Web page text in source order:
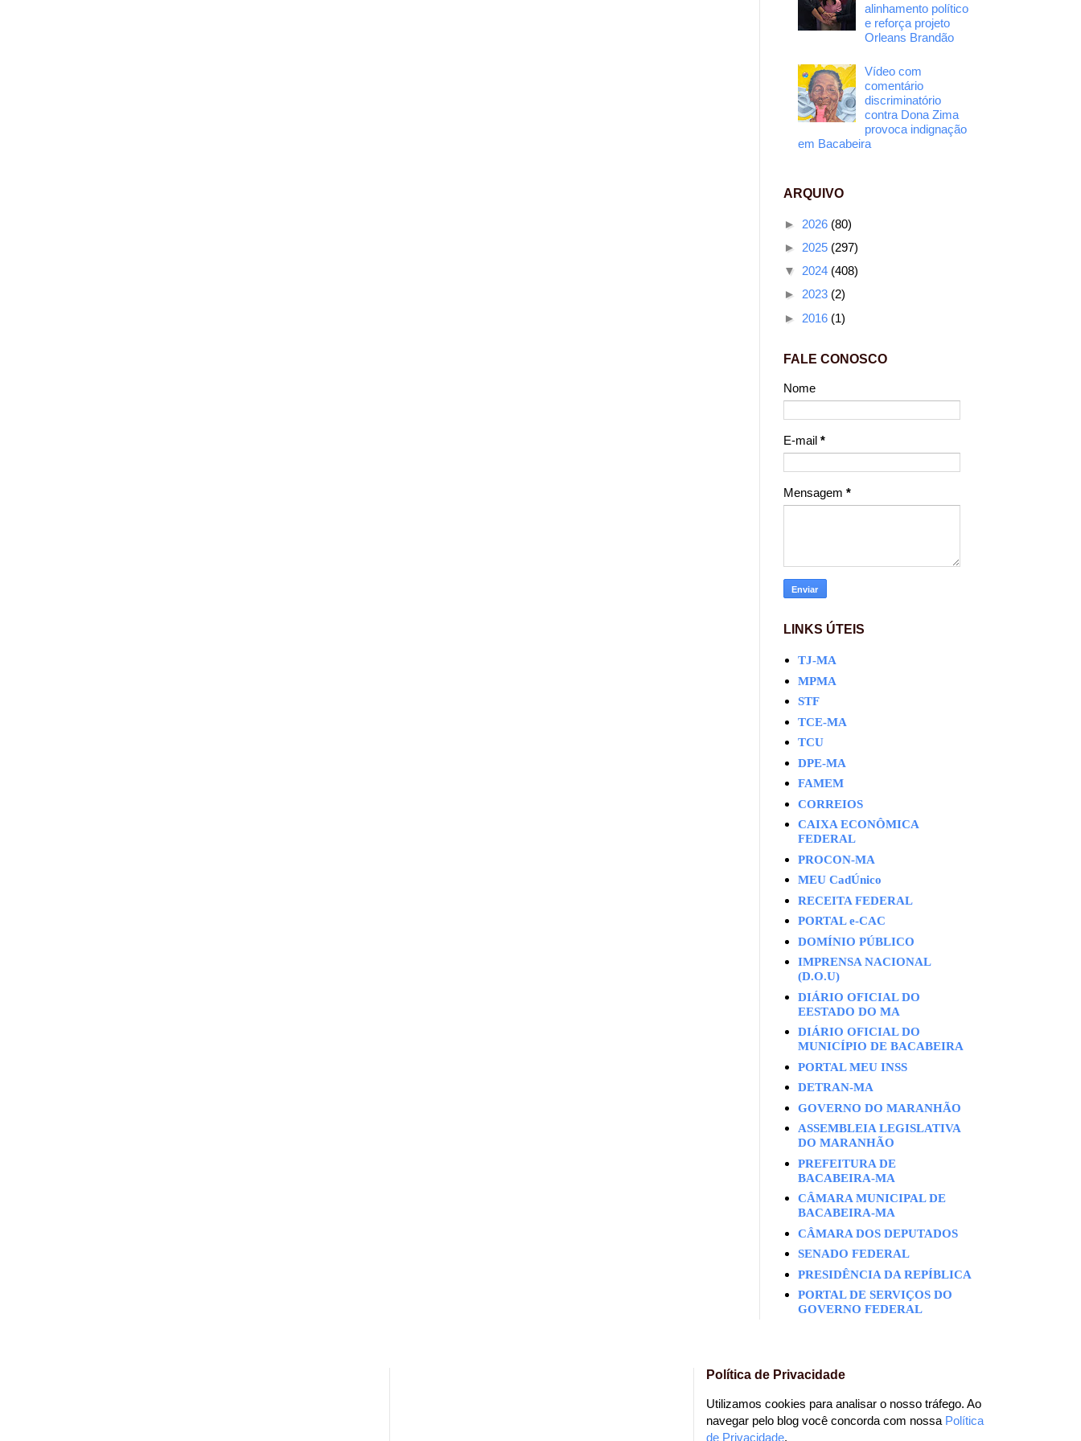
alinhamento político
e reforça projeto
Orleans Brandão
Vídeo com
comentário
discriminatório
contra Dona Zima
provoca indignação
em Bacabeira
ARQUIVO
► 2026 (80)
► 2025 (297)
▼ 2024 (408)
► 2023 (2)
► 2016 (1)
FALE CONOSCO
Nome
E-mail *
Mensagem *
LINKS ÚTEIS
TJ-MA
MPMA
STF
TCE-MA
TCU
DPE-MA
FAMEM
CORREIOS
CAIXA ECONÔMICA
FEDERAL
PROCON-MA
MEU CadÚnico
RECEITA FEDERAL
PORTAL e-CAC
DOMÍNIO PÚBLICO
IMPRENSA NACIONAL
(D.O.U)
DIÁRIO OFICIAL DO
EESTADO DO MA
DIÁRIO OFICIAL DO
MUNICÍPIO DE BACABEIRA
PORTAL MEU INSS
DETRAN-MA
GOVERNO DO MARANHÃO
ASSEMBLEIA LEGISLATIVA
DO MARANHÃO
PREFEITURA DE
BACABEIRA-MA
CÂMARA MUNICIPAL DE
BACABEIRA-MA
CÂMARA DOS DEPUTADOS
SENADO FEDERAL
PRESIDÊNCIA DA REPÍBLICA
PORTAL DE SERVIÇOS DO
GOVERNO FEDERAL
Política de Privacidade
Utilizamos cookies para analisar o nosso tráfego. Ao
navegar pelo blog você concorda com nossa Política
de Privacidade.